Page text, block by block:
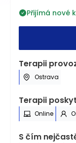
Přijímá nové
Terapii
Ostrava
Terapii
Online
S čím